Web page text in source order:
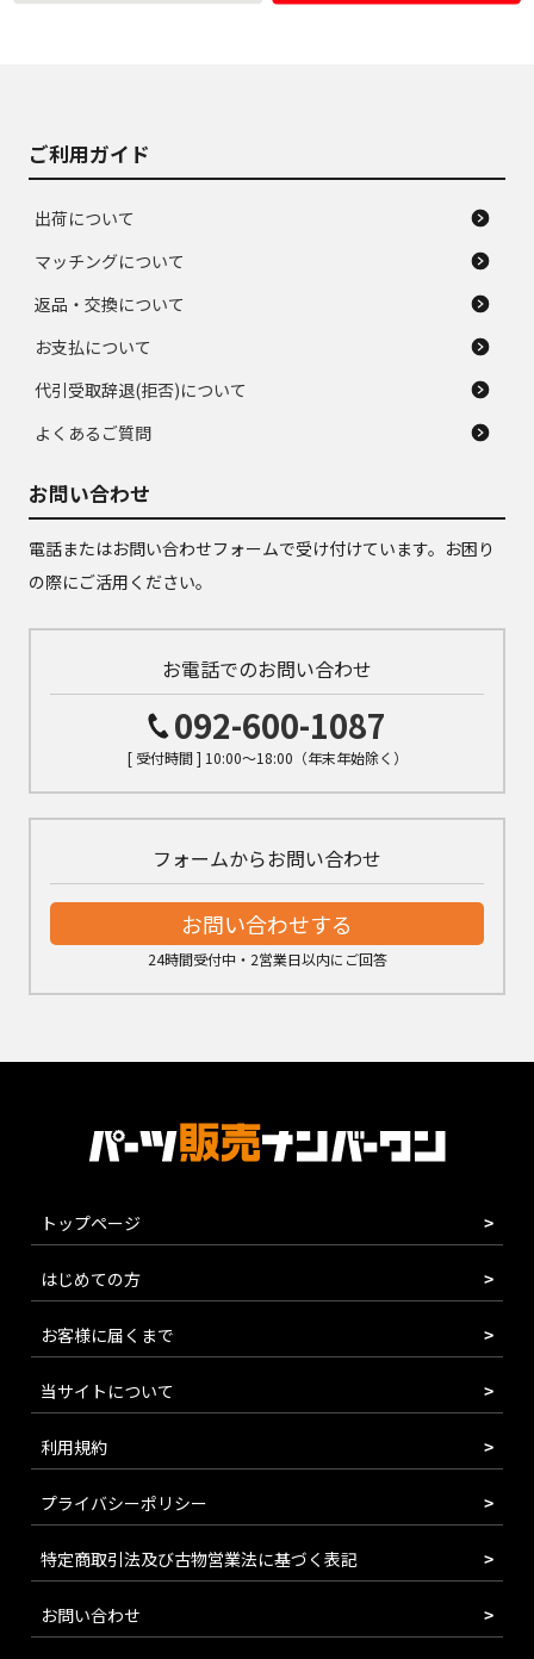
ご利用ガイド
出荷について
マッチングについて
返品・交換について
お支払について
代引受取辞退(拒否)について
よくあるご質問
お問い合わせ
電話またはお問い合わせフォームで受け付けています。お困り
の際にご活用ください。
お電話でのお問い合わせ
092-600-1087
[ 受付時間 ] 10:00～18:00（年末年始除く）
フォームからお問い合わせ
お問い合わせする
24時間受付中・2営業日以内にご回答
トップページ
はじめての方
お客様に届くまで
当サイトについて
利用規約
プライバシーポリシー
特定商取引法及び古物営業法に基づく表記
お問い合わせ